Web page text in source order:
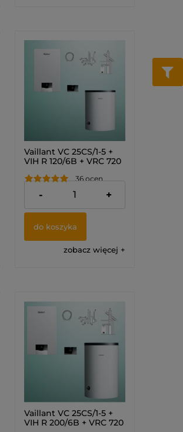
Vaillant VC 25CS/1-5 +
VIH R 120/6B + VRC 720
zestaw do szachtu
(Pakiet) 0010043622
36 ocen
12 150,00 zł
- +
do koszyka
zobacz więcej
Vaillant VC 25CS/1-5 +
VIH R 200/6B + VRC 720